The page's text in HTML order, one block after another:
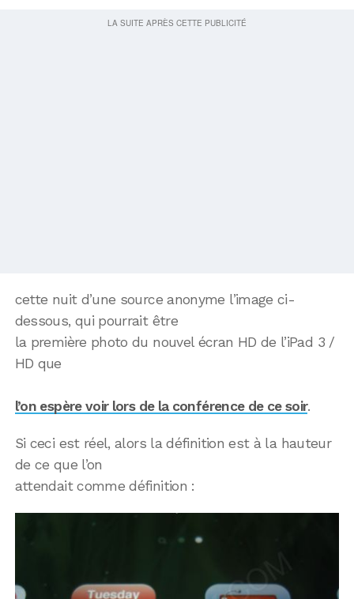
cette nuit d’une source anonyme l’image ci-
dessous, qui pourrait être
la première photo du nouvel écran HD de l’iPad 3 /
HD que
l’on espère voir lors de la conférence de ce soir.
Si ceci est réel, alors la définition est à la hauteur
de ce que l’on
attendait comme définition :